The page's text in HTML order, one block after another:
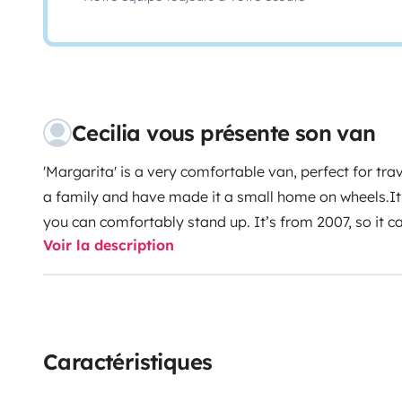
Cecilia vous présente son van
'Margarita' is a very comfortable van, perfect for
a family and have made it a small home on wheels.
you can comfortably stand up. It’s from 2007, so it
in the city of Barcelona. Its engine is new and easily
find a sofa that converts into a 190 cm bed, ideal
heater that works perfectly even on very cold nights.
Voir la description
Caractéristiques